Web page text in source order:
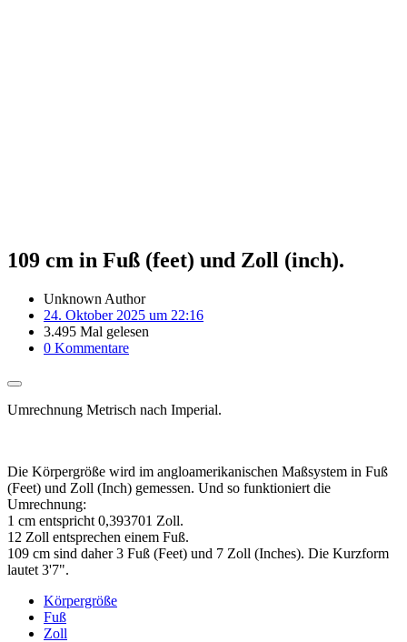
109 cm in Fuß (feet) und Zoll (inch).
Unknown Author
24. Oktober 2025 um 22:16
3.495 Mal gelesen
0 Kommentare
Umrechnung Metrisch nach Imperial.
Die Körpergröße wird im angloamerikanischen Maßsystem in Fuß
(Feet) und Zoll (Inch) gemessen. Und so funktioniert die
Umrechnung:
1 cm entspricht 0,393701 Zoll.
12 Zoll entsprechen einem Fuß.
109 cm sind daher 3 Fuß (Feet) und 7 Zoll (Inches). Die Kurzform
lautet 3'7".
Körpergröße
Fuß
Zoll